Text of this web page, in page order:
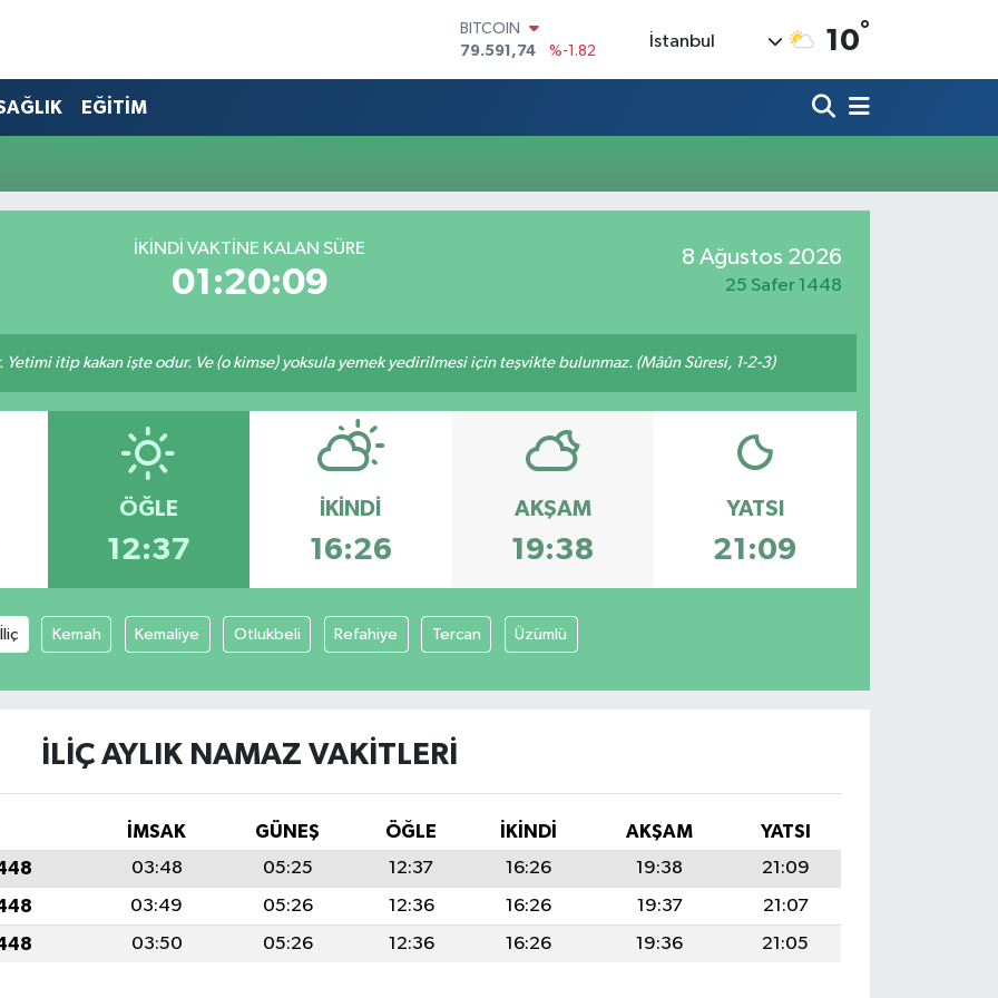
BITCOIN
79.591,74
%-1.82
53,38690
%0.19
İstanbul 10°
EĞİTİM
İKINDI VAKTİNE KALAN SÜRE
01:20:09
8 Ağustos 2026
25 Safer 1448
itip kakan işte odur. Ve (o kimse) yoksula yemek yedirilmesi için teşvikte bulunmaz. (Mâûn Sûresi, 1-2-3)
ÖĞLE
12:37
İKINDI
16:26
AKŞAM
19:38
YATSI
21:09
İliç Kemah Kemaliye Otlukbeli Refahiye Tercan Üzümlü
İLIÇ AYLIK NAMAZ VAKITLERI
İMSAK GÜNEŞ ÖĞLE İKINDI AKŞAM
YATSI
03:48 05:25 12:37 16:26 19:38
21:09
03:49 05:26 12:36 16:26 19:37
21:07
03:50 05:26 12:36 16:26 19:36 21:05